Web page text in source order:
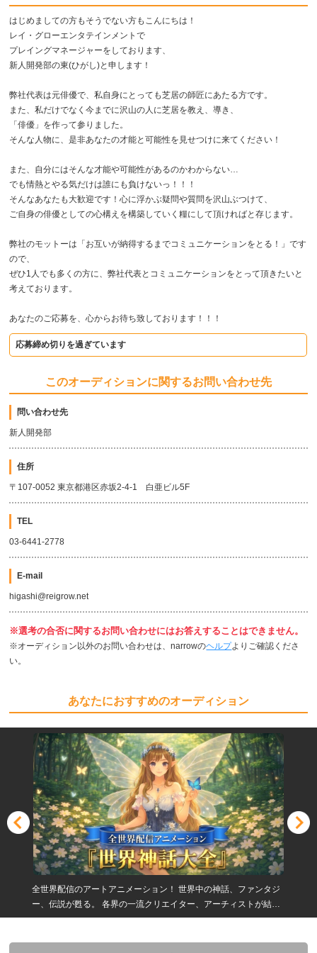
はじめましての方もそうでない方もこんにちは！
レイ・グローエンタテインメントで
プレイングマネージャーをしております、
新人開発部の東(ひがし)と申します！
弊社代表は元俳優で、私自身にとっても芝居の師匠にあたる方です。
また、私だけでなく今までに沢山の人に芝居を教え、導き、
「俳優」を作って参りました。
そんな人物に、是非あなたの才能と可能性を見せつけに来てください！
また、自分にはそんな才能や可能性があるのかわからない…
でも情熱とやる気だけは誰にも負けないっ！！！
そんなあなたも大歓迎です！心に浮かぶ疑問や質問を沢山ぶつけて、
ご自身の俳優としての心構えを構築していく糧にして頂ければと存じます。
弊社のモットーは「お互いが納得するまでコミュニケーションをとる！」です
ので、
ぜひ1人でも多くの方に、弊社代表とコミュニケーションをとって頂きたいと
考えております。
あなたのご応募を、心からお待ち致しております！！！
応募締め切りを過ぎています
このオーディションに関するお問い合わせ先
問い合わせ先
新人開発部
住所
〒107-0052 東京都港区赤坂2-4-1 白亜ビル5F
TEL
03-6441-2778
E-mail
higashi@reigrow.net
※選考の合否に関するお問い合わせにはお答えすることはできません。
※オーディション以外のお問い合わせは、narrowのヘルプよりご確認くださ
い。
あなたにおすすめのオーディション
全世界配信のアートアニメーション！ 世界中の神話、ファンタジ
ー、伝説が甦る。 各界の一流クリエイター、アーチィストが結集
したプロジェクトにあなたも参加してみませんか？ 声優・ナレー